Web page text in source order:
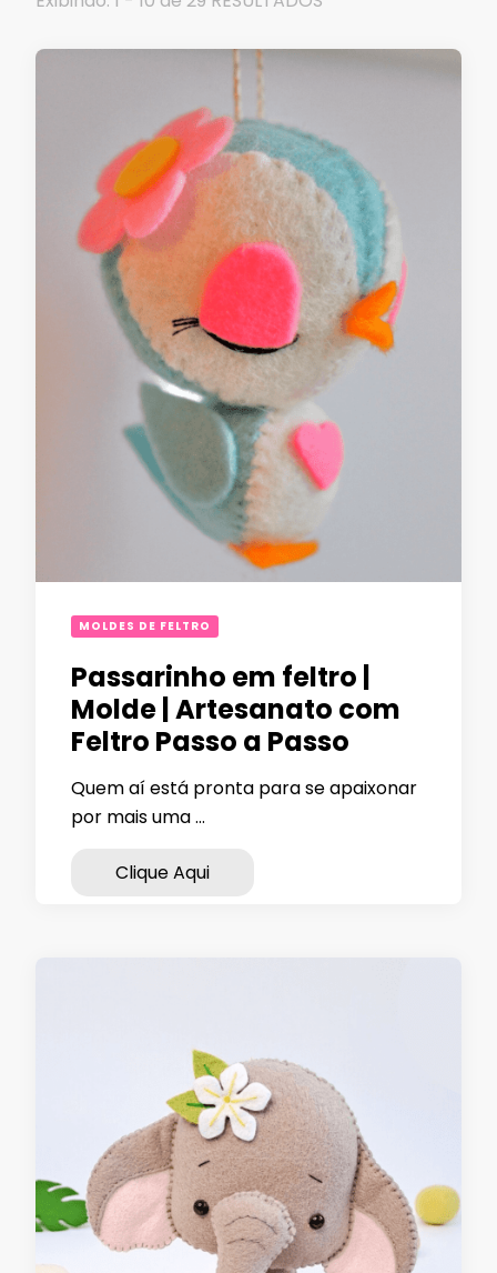
MOLDES DE FELTRO
Passarinho em feltro |
Molde | Artesanato com
Feltro Passo a Passo
Quem aí está pronta para se apaixonar
por mais uma …
Clique Aqui